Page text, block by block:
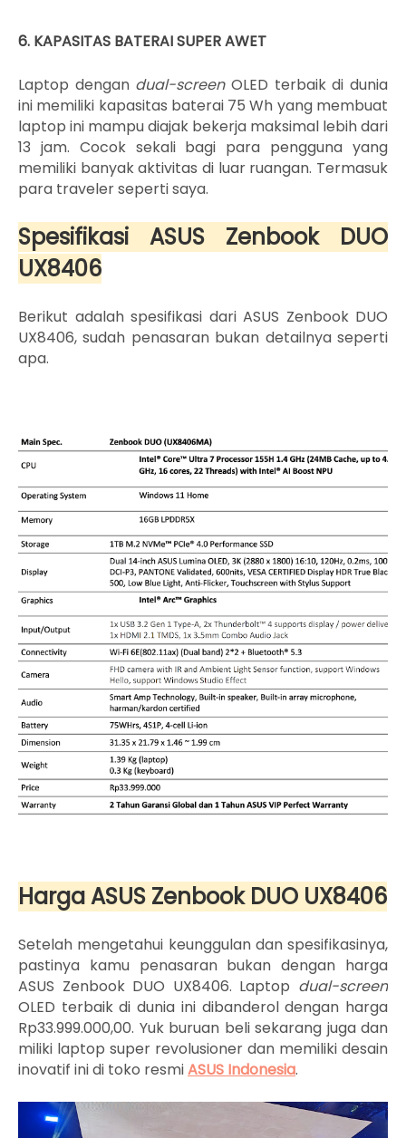
6. KAPASITAS BATERAI SUPER AWET
Laptop dengan dual-screenOLED terbaik di dunia
ini memiliki kapasitas baterai 75 Wh yang membuat
laptop ini mampu diajak bekerja maksimal lebih dari
13 jam. Cocok sekali bagi para pengguna yang
memiliki banyak aktivitas di luar ruangan. Termasuk
para traveler seperti saya.
Spesifikasi ASUS Zenbook DUO
UX8406
Berikut adalah spesifikasi dari ASUS Zenbook DUO
UX8406, sudah penasaran bukan detailnya seperti
apa.
Harga ASUS Zenbook DUO UX8406
Setelah mengetahui keunggulan dan spesifikasinya,
pastinya kamu penasaran bukan dengan harga
ASUS Zenbook DUO UX8406. Laptop dual-screen
OLED terbaik di dunia ini dibanderol dengan harga
Rp33.999.000,00. Yuk buruan beli sekarang juga dan
miliki laptop super revolusioner dan memiliki desain
inovatif ini di toko resmiASUS Indonesia.